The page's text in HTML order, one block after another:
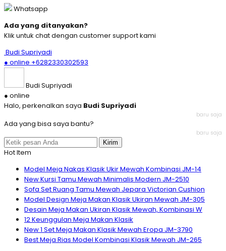
Whatsapp
Ada yang ditanyakan?
Klik untuk chat dengan customer support kami
Budi Supriyadi
● online +6282330302593
Budi Supriyadi
● online
Halo, perkenalkan saya Budi Supriyadi
baru saja
Ada yang bisa saya bantu?
baru saja
Kirim
Hot Item
Model Meja Nakas Klasik Ukir Mewah Kombinasi JM-14
New Kursi Tamu Mewah Minimalis Modern JM-2510
Sofa Set Ruang Tamu Mewah Jepara Victorian Cushion
Model Design Meja Makan Klasik Ukiran Mewah JM-305
Desain Meja Makan Ukiran Klasik Mewah, Kombinasi W
12 Keunggulan Meja Makan Klasik
New 1 Set Meja Makan Klasik Mewah Eropa JM-3790
Best Meja Rias Model Kombinasi Klasik Mewah JM-265